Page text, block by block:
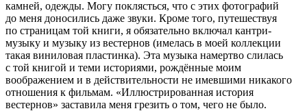
камней, одежды. Могу поклясться, что с этих фотографий
до меня доносились даже звуки. Кроме того, путешествуя
по страницам той книги, я обязательно включал кантри-
музыку и музыку из вестернов (имелась в моей коллекции
такая виниловая пластинка). Эта музыка намертво слилась
с той книгой и теми историями, рождённые моим
воображением и в действительности не имевшими никакого
отношения к фильмам. «Иллюстрированная история
вестернов» заставила меня грезить о том, чего не было.